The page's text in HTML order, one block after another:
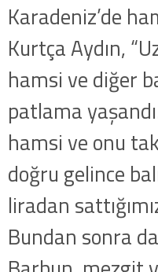
Karadeniz’de
Kurtça Aydın,
hamsi ve diğer
patlama
hamsi ve onu
doğru gelince
liradan
Bundan sonra